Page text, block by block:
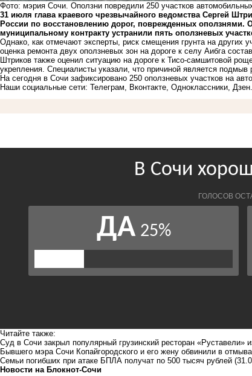
Фото: мэрия Сочи. Оползни повредили 250 участков
31 июля глава краевого чрезвычайного ведомства Сергей
России по восстановлению дорог, поврежденных оползнями.
муниципальному контракту устранили пять оползневых
Однако, как отмечают эксперты, риск смещения грунта на других
оценка ремонта двух оползневых зон на дороге к селу Аибга
Штриков также оценил ситуацию на дороге к Тисо-самшитовой
укрепления. Специалисты указали, что причиной является подмыв
На сегодня в Сочи зафиксировано 250 оползневых участков на
Наши социальные сети: Телеграм, Вконтакте, Одноклассники, Дзен.
Читайте также:
Суд в Сочи закрыл популярный грузинский ресторан «Руставели»
Бывшего мэра Сочи Копайгородского и его жену обвинили в
Семьи погибших при атаке БПЛА получат по 500 тысяч рублей
Новости на Блoкнoт-Сочи